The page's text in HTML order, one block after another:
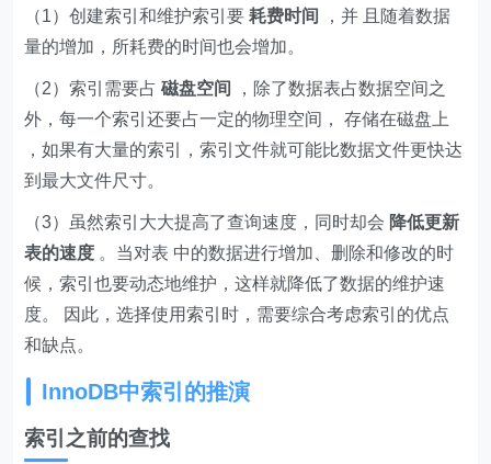
（1）创建索引和维护索引要耗费时间
，并 且随着数据
量的增加，所耗费的时间也会增加。
（2）索引需要占磁盘空间
，除了数据表占数据空间之
外，每一个索引还要占一定的物理空间， 存储在磁盘上
，如果有大量的索引，索引文件就可能比数据文件更快达
到最大文件尺寸。
（3）虽然索引大大提高了查询速度，同时却会 降低更新
表的速度 。当对表 中的数据进行增加、删除和修改的时
候，索引也要动态地维护，这样就降低了数据的维护速
度。 因此，选择使用索引时，需要综合考虑索引的优点
和缺点。
InnoDB中索引的推演
索引之前的查找